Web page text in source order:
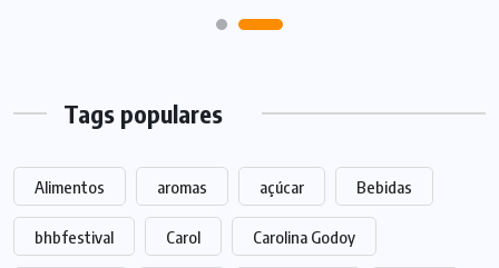
Tags populares
Alimentos aromas açúcar Bebidas
bhbfestival Carol Carolina Godoy